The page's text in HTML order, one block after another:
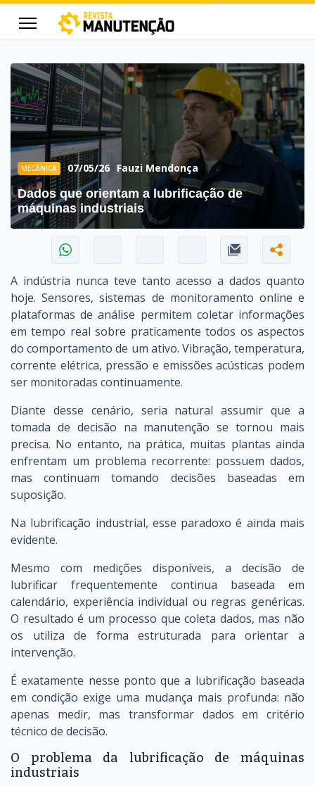
MECÂNICA 07/05/26 Fauzi Mendonça
Dados que orientam a lubrificação de
máquinas industriais
A indústria nunca teve tanto acesso a dados quanto
hoje. Sensores, sistemas de monitoramento online e
plataformas de análise permitem coletar informações
em tempo real sobre praticamente todos os aspectos
do comportamento de um ativo. Vibração, temperatura,
corrente elétrica, pressão e emissões acústicas podem
ser monitoradas continuamente.
Diante desse cenário, seria natural assumir que a
tomada de decisão na manutenção se tornou mais
precisa. No entanto, na prática, muitas plantas ainda
enfrentam um problema recorrente: possuem dados,
mas continuam tomando decisões baseadas em
suposição.
Na lubrificação industrial, esse paradoxo é ainda mais
evidente.
Mesmo com medições disponíveis, a decisão de
lubrificar frequentemente continua baseada em
calendário, experiência individual ou regras genéricas.
O resultado é um processo que coleta dados, mas não
os utiliza de forma estruturada para orientar a
intervenção.
É exatamente nesse ponto que a lubrificação baseada
em condição exige uma mudança mais profunda: não
apenas medir, mas transformar dados em critério
técnico de decisão.
O problema da lubrificação de máquinas
industriais
for results.